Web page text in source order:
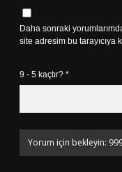
Daha sonraki
site adresim bu tarayıcıya
9 - 5 kaçtır? *